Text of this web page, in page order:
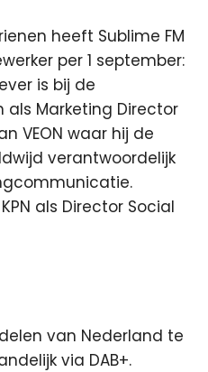
heeft Sublime FM
per 1 september:
is bij de
Marketing Director
VEON waar hij de
verantwoordelijk
als Director Social
van Nederland te
via DAB+.